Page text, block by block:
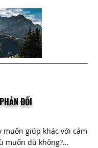
ĐỐI
muốn giúp khác với cảm
muốn dù không?...